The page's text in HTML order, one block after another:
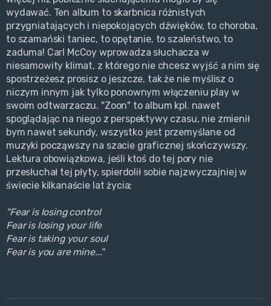
wydawać. Ten album to skarbnica różnistych
przygniatających i niepokojących dźwięków, to choroba,
to szamański taniec, to opętanie, to szaleństwo, to
zaduma! Carl McCoy wprowadza słuchacza w
niesamowity klimat, z którego nie chcesz wyjść a nim się
spostrzeżesz prosisz o jeszcze, tak że nie myślisz o
niczym innym jak tylko ponownym włączeniu play w
swoim odtwarzaczu. "Zoon" to album kpl. nawet
spoglądając na niego z perspektywy czasu, nie zmienił
bym nawet sekundy, wszystko jest przemyślane od
muzyki począwszy na szacie graficznej skończywszy.
Lektura obowiązkowa, jeśli ktoś do tej pory nie
przesłuchał tej płyty, spierdolił sobie najzwyczajniej w
świecie kilkanaście lat życia;
"Fear is losing control
Fear is losing your life
Fear is taking your soul
Fear is you are mine..."